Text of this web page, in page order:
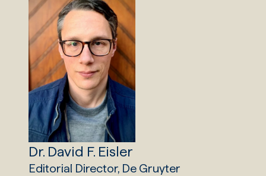
Dr. David F. Eisler
Editorial Director, De Gruyter